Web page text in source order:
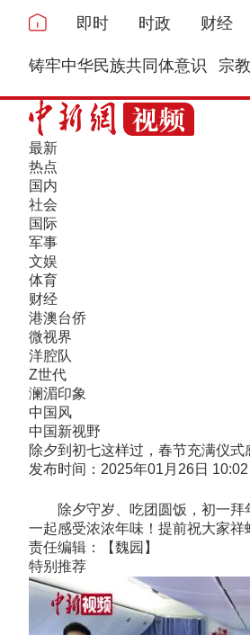
即时 时政 财经
铸牢中华民族共同体意识 宗教
最新
热点
国内
社会
国际
军事
文娱
体育
财经
港澳台侨
微视界
洋腔队
Z世代
澜湄印象
中国风
中国新视野
除夕到初七这样过，春节充满仪式
发布时间：2025年01月26日
除夕守岁、吃团圆饭，初一拜年
一起感受浓浓年味！提前祝大家祥
责任编辑：【魏园】
特别推荐